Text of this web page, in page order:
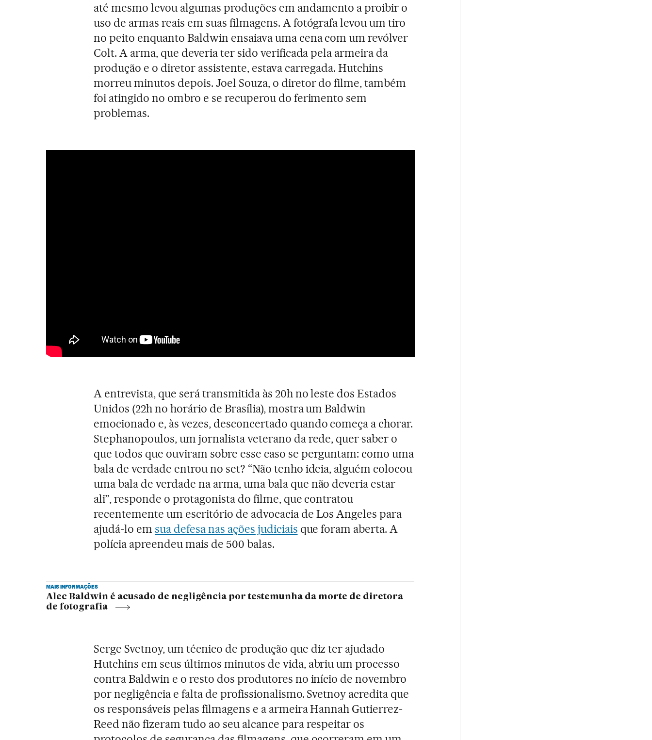
até mesmo levou algumas produções em andamento a proibir o
uso de armas reais em suas filmagens. A fotógrafa levou um tiro
no peito enquanto Baldwin ensaiava uma cena com um revólver
Colt. A arma, que deveria ter sido verificada pela armeira da
produção e o diretor assistente, estava carregada. Hutchins
morreu minutos depois. Joel Souza, o diretor do filme, também
foi atingido no ombro e se recuperou do ferimento sem
problemas.
A entrevista, que será transmitida às 20h no leste dos Estados
Unidos (22h no horário de Brasília), mostra um Baldwin
emocionado e, às vezes, desconcertado quando começa a chorar.
Stephanopoulos, um jornalista veterano da rede, quer saber o
que todos que ouviram sobre esse caso se perguntam: como uma
bala de verdade entrou no set? “Não tenho ideia, alguém colocou
uma bala de verdade na arma, uma bala que não deveria estar
ali”, responde o protagonista do filme, que contratou
recentemente um escritório de advocacia de Los Angeles para
ajudá-lo emsua defesa nas ações judiciais que foram aberta. A
polícia apreendeu mais de 500 balas.
MAIS INFORMAÇÕES
Alec Baldwin é acusado de negligência por testemunha da morte de diretora
de fotografia
Serge Svetnoy, um técnico de produção que diz ter ajudado
Hutchins em seus últimos minutos de vida, abriu um processo
contra Baldwin e o resto dos produtores no início de novembro
por negligência e falta de profissionalismo. Svetnoy acredita que
os responsáveis pelas filmagens e a armeira Hannah Gutierrez-
Reed não fizeram tudo ao seu alcance para respeitar os